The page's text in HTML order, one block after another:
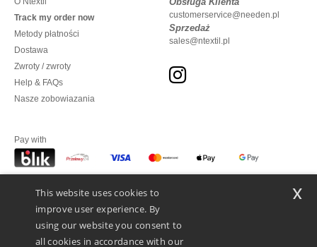
Track my order now
Metody płatności
Dostawa
Zwroty / zwroty
Help & FAQs
Nasze zobowiazania
customerservice@needen.pl
Sprzedaż
sales@ntextil.pl
Pay with
We ship with
This website uses cookies to
improve user experience. By
using our website you consent to
all cookies in accordance with our
x